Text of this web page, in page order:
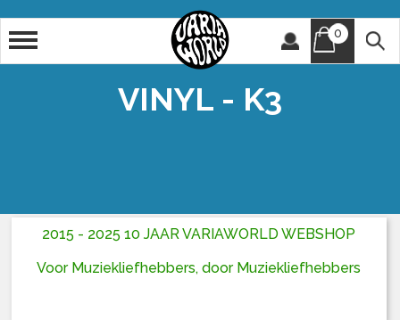
0
VINYL - K3
2015 - 2025 10 JAAR VARIAWORLD WEBSHOP
Voor Muziekliefhebbers, door Muziekliefhebbers